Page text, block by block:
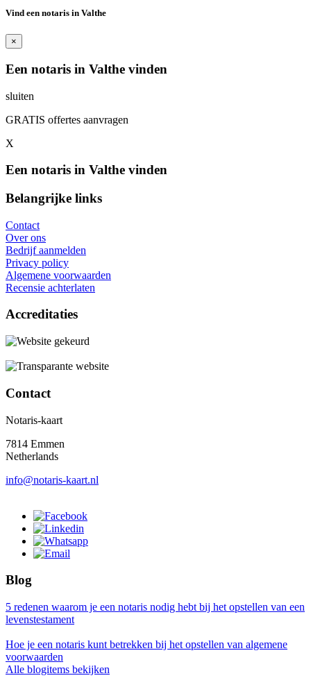
Vind een notaris in Valthe
×
Een notaris in Valthe vinden
sluiten
GRATIS offertes aanvragen
X
Een notaris in Valthe vinden
Belangrijke links
Contact
Over ons
Bedrijf aanmelden
Privacy policy
Algemene voorwaarden
Recensie achterlaten
Accreditaties
Contact
Notaris-kaart
7814 Emmen
Netherlands
info@notaris-kaart.nl
Blog
5 redenen waarom je een notaris nodig hebt bij het opstellen van een
levenstestament
Hoe je een notaris kunt betrekken bij het opstellen van algemene
voorwaarden
Alle blogitems bekijken